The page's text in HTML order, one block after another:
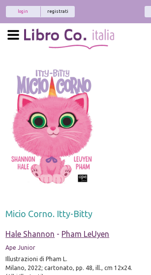
registrati
login
Micio Corno. Itty-Bitty
Hale Shannon - Pham LeUyen
Ape Junior
Illustrazioni di Pham L.
Milano, 2022; cartonato, pp. 48, ill., cm 12x24.